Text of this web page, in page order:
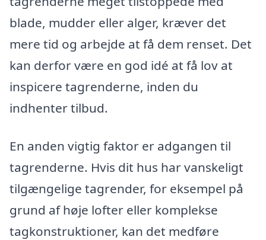
blade, mudder eller alger, kræver det
mere tid og arbejde at få dem renset. Det
kan derfor være en god idé at få lov at
inspicere tagrenderne, inden du
indhenter tilbud.
En anden vigtig faktor er adgangen til
tagrenderne. Hvis dit hus har vanskeligt
tilgængelige tagrender, for eksempel på
grund af høje lofter eller komplekse
tagkonstruktioner, kan det medføre